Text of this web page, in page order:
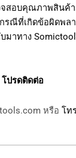
สอบคุณภาพสินค้
รณีที่เกิดข้อผิดพล
มาทาง
ปรดติดต่อ
หรือ โท